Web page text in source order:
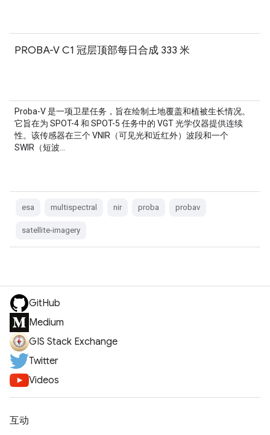
PROBA-V C1 冠层顶部每日合成 333 米
Proba-V 是一项卫星任务，旨在绘制土地覆盖和植被生长情况。
它旨在为 SPOT-4 和 SPOT-5 任务中的 VGT 光学仪器提供连续
性。该传感器在三个 VNIR（可见光和近红外）波段和一个
SWIR（短波…
esa multispectral nir proba probav
satellite-imagery
GitHub
Medium
GIS Stack Exchange
Twitter
Videos
互动